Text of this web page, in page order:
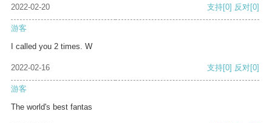
2022-02-20 支持[0] 反对[0]
游客
I called you 2 times. W
2022-02-16 支持[0] 反对[0]
游客
The world's best fantas